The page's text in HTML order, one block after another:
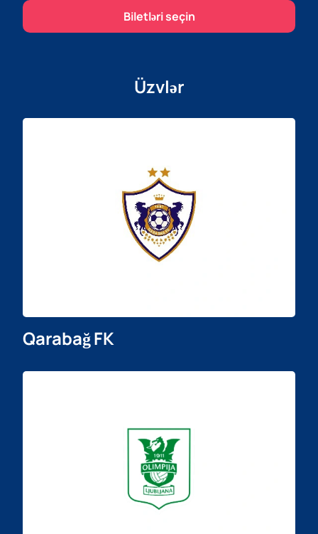
Biletləri seçin
Üzvlər
Qarabağ FK